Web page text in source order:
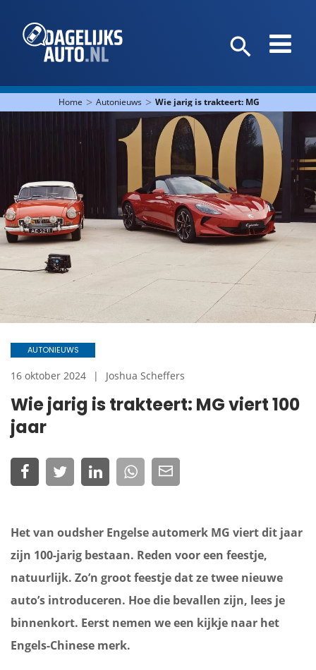
Home > Autonieuws > Wie jarig is trakteert: MG viert 100 jaar
Wie jarig is trakteert: MG viert 100
jaar
AUTONIEUWS
16 oktober 2024 Joshua Scheffers
Het van oudsher Engelse automerk MG viert dit jaar
zijn 100-jarig bestaan. Reden voor een feestje,
natuurlijk. Zo’n groot feestje dat ze twee nieuwe
auto’s introduceren. Hoe die bevallen zijn, lees je
binnenkort. Eerst nemen we een kijkje naar het
Engels-Chinese merk.